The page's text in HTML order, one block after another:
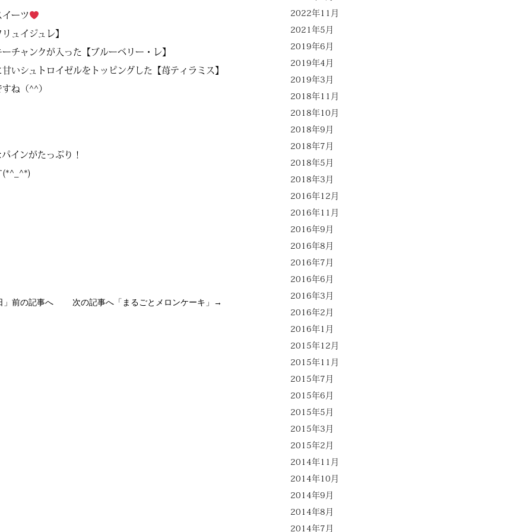
ーツ
ュイジュレ】
チャンクが入った【ブルーベリー・レ】
いシュトロイゼルをトッピングした【苺ティラミス】
ね（^^）
インがたっぷり！
(*^_^*)
」前の記事へ 次の記事へ「 まるごとメロンケーキ 」→
2022年11月
2021年5月
2019年6月
2019年4月
2019年3月
2018年11月
2018年10月
2018年9月
2018年7月
2018年5月
2018年3月
2016年12月
2016年11月
2016年9月
2016年8月
2016年7月
2016年6月
2016年3月
2016年2月
2016年1月
2015年12月
2015年11月
2015年7月
2015年6月
2015年5月
2015年3月
2015年2月
2014年11月
2014年10月
2014年9月
2014年8月
2014年7月